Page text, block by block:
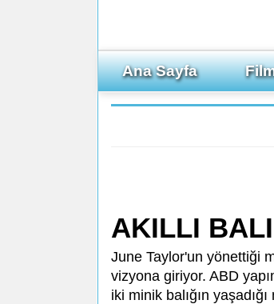
Ana Sayfa
AKILLI
June Taylor'un yönettiği
vizyona giriyor. ABD
iki minik balığın